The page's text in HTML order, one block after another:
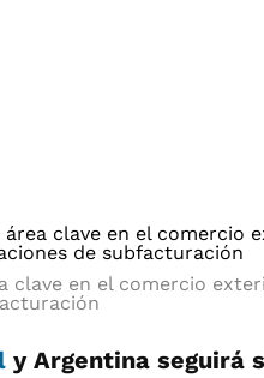
clave en el comercio
y Argentina seguirá